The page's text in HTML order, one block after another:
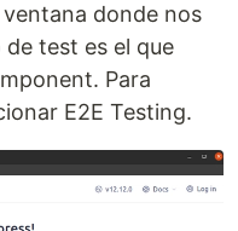
donde nos
test es el que
Para
E2E Testing.